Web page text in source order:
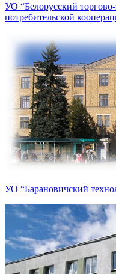
УО “Белорусский
потребительской
УО “Барановичский